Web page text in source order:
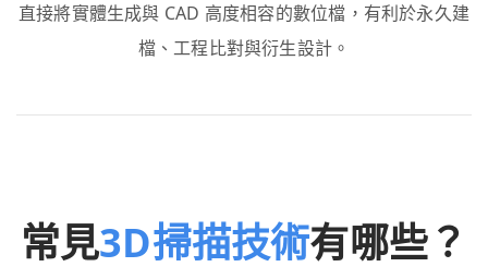
直接將實體生成與 CAD 高度相容的數位檔，有利於永久建
檔、工程比對與衍生設計。
常見3D掃描技術有哪些？